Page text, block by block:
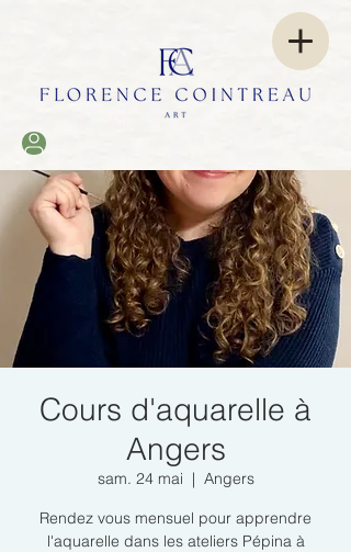
Cours d'aquarelle à
Angers
sam. 24 mai
  |
Angers
Rendez vous mensuel pour apprendre
l'aquarelle dans les ateliers Pépina à